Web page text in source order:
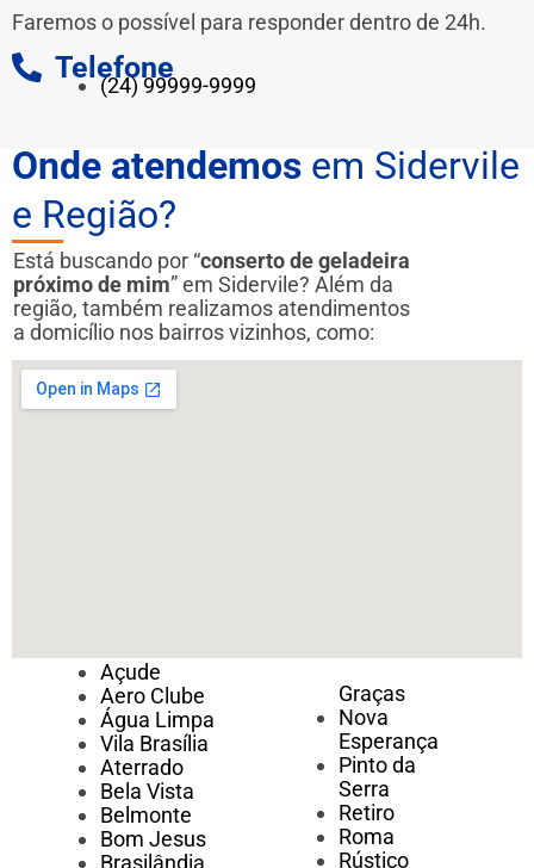
Faremos o possível para responder dentro de 24h.
Telefone
(24) 99999-9999
Onde atendemos em Sidervile
e Região?
Está buscando por “conserto de geladeira
próximo de mim” em Sidervile? Além da
região, também realizamos atendimentos
a domicílio nos bairros vizinhos, como:
Açude
Aero Clube
Água Limpa
Vila Brasília
Aterrado
Bela Vista
Belmonte
Bom Jesus
Graças
Nova
Esperança
Pinto da
Serra
Retiro
Roma
Rústico